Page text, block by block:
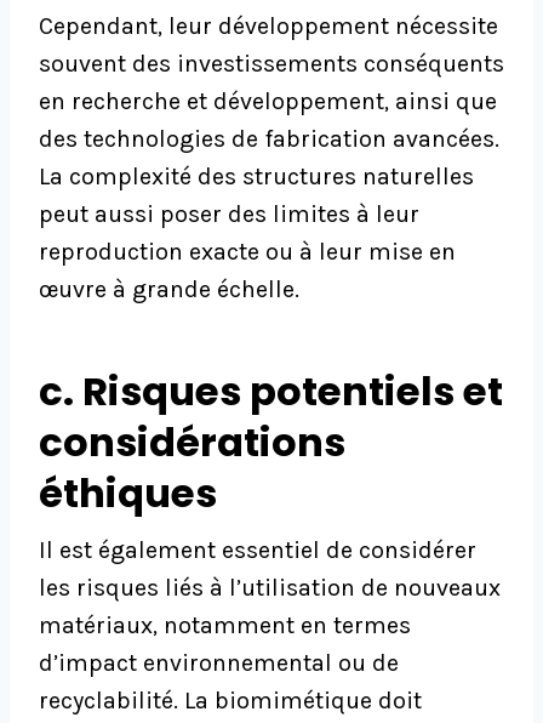
Cependant, leur développement nécessite
souvent des investissements conséquents
en recherche et développement, ainsi que
des technologies de fabrication avancées.
La complexité des structures naturelles
peut aussi poser des limites à leur
reproduction exacte ou à leur mise en
œuvre à grande échelle.
c. Risques potentiels et
considérations
éthiques
Il est également essentiel de considérer
les risques liés à l’utilisation de nouveaux
matériaux, notamment en termes
d’impact environnemental ou de
recyclabilité. La biomimétique doit